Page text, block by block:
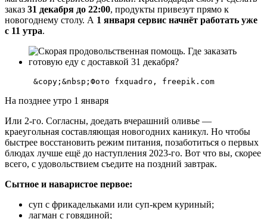
заказ 31 декабря до 22:00, продукты привезут прямо к
новогоднему столу. А 1 января сервис начнёт работать уже
с 11 утра.
На позднее утро 1 января
Или 2-го. Согласны, доедать вчерашний оливье —
краеугольная составляющая новогодних каникул. Но чтобы
быстрее восстановить режим питания, позаботиться о первых
блюдах лучше ещё до наступления 2023-го. Вот что вы, скорее
всего, с удовольствием съедите на поздний завтрак.
Сытное и наваристое первое:
суп с фрикадельками или суп-крем куриный;
лагман с говядиной;